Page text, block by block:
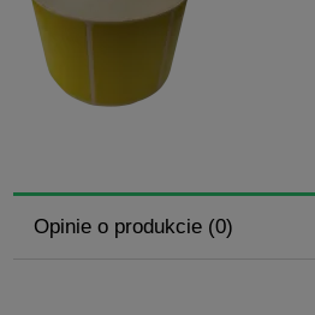
Opinie o produkcie (0)